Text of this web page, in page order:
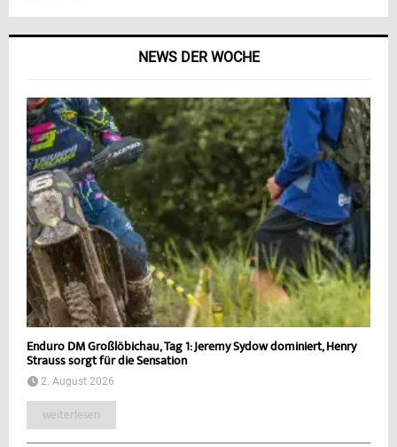
NEWS DER WOCHE
Enduro DM Großlöbichau, Tag 1: Jeremy Sydow dominiert, Henry
Strauss sorgt für die Sensation
2. August 2026
weiterlesen